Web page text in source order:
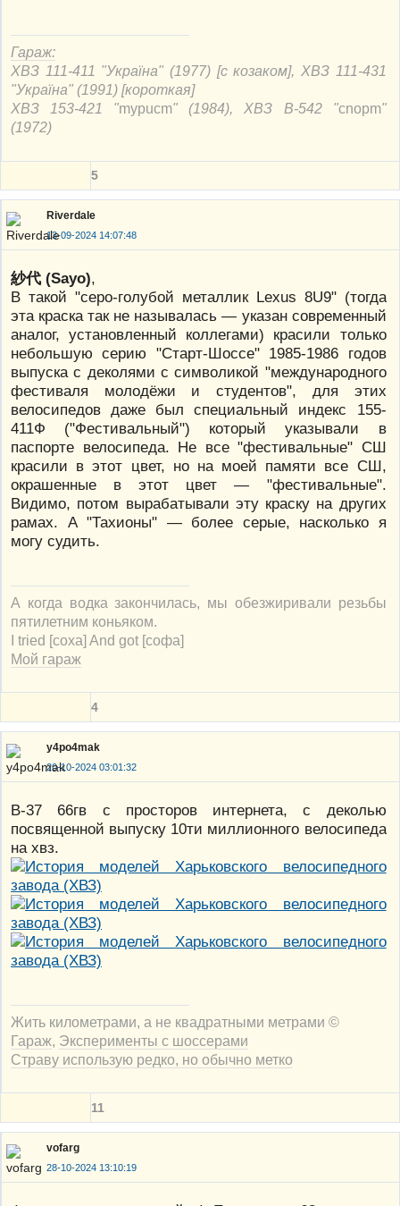
Гараж:
ХВЗ 111-411 "Україна" (1977) [с козаком], ХВЗ 111-431
"Україна" (1991) [короткая]
ХВЗ 153-421 "mypucm" (1984), ХВЗ В-542 "cnорm"
(1972)
5
Riverdale
13-09-2024 14:07:48
紗代 (Sayo),
В такой "серо-голубой металлик Lexus 8U9" (тогда
эта краска так не называлась — указан современный
аналог, установленный коллегами) красили только
небольшую серию "Cтарт-Шоссе" 1985-1986 годов
выпуска с деколями с символикой "международного
фестиваля молодёжи и студентов", для этих
велосипедов даже был специальный индекс 155-
411Ф ("Фестивальный") который указывали в
паспорте велосипеда. Не все "фестивальные" СШ
красили в этот цвет, но на моей памяти все СШ,
окрашенные в этот цвет — "фестивальные".
Видимо, потом вырабатывали эту краску на других
рамах. А "Тахионы" — более серые, насколько я
могу судить.
А когда водка закончилась, мы обезжиривали резьбы
пятилетним коньяком.
I tried [соха] And got [софа]
Мой гараж
4
y4po4mak
20-10-2024 03:01:32
В-37 66гв с просторов интернета, с деколью
посвященной выпуску 10ти миллионного велосипеда
на хвз.
Жить километрами, а не квадратными метрами ©
Гараж, Эксперименты с шоссерами
Страву использую редко, но обычно метко
11
vofarg
28-10-2024 13:10:19